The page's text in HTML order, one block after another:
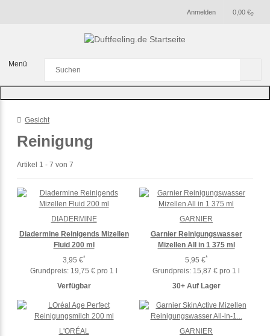
Anmelden 0
0,00 €
Menü
Gesicht
Reinigung
Artikel 1 - 7 von 7
Diadermine Reinigends Mizellen
Fluid 200 ml
3,95 €*
Grundpreis: 19,75 € pro 1 l
Verfügbar
DIADERMINE
Garnier Reinigungswasser
Mizellen All in 1 375 ml
5,95 €*
Grundpreis: 15,87 € pro 1 l
30+ Auf Lager
GARNIER
L'ORÉAL
GARNIER